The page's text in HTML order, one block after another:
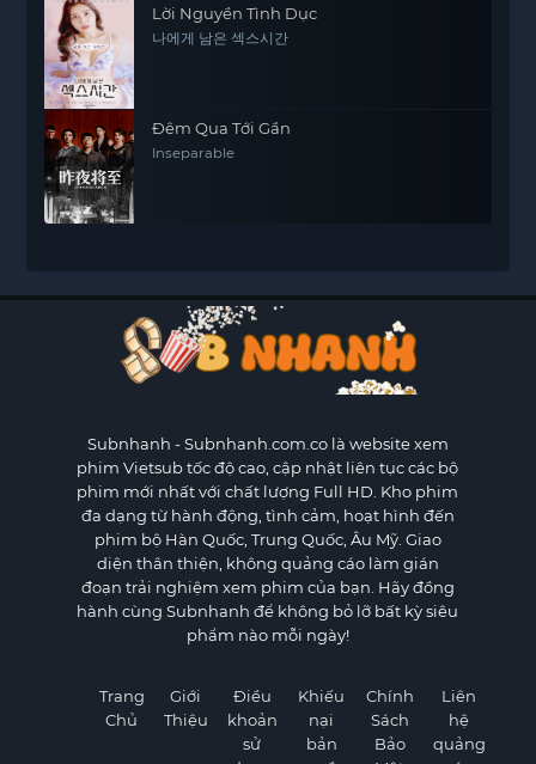
Lời Nguyền Tình Dục
나에게 남은 섹스시간
Đêm Qua Tới Gần
Inseparable
Subnhanh - Subnhanh.com.co là website xem
phim Vietsub tốc độ cao, cập nhật liên tục các bộ
phim mới nhất với chất lượng Full HD. Kho phim
đa dạng từ hành động, tình cảm, hoạt hình đến
phim bộ Hàn Quốc, Trung Quốc, Âu Mỹ. Giao
diện thân thiện, không quảng cáo làm gián
đoạn trải nghiệm xem phim của bạn. Hãy đồng
hành cùng Subnhanh để không bỏ lỡ bất kỳ siêu
phẩm nào mỗi ngày!
Trang
Chủ
Giới
Thiệu
Điều
khoản
sử
Khiếu
nại
bản
Chính
Sách
Bảo
Liên
hệ
quảng